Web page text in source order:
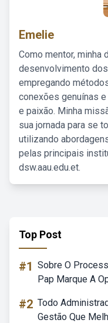
Emelie
Como mentor, minha
desenvolvimento
empregando
conexões genuínas
e paixão. Minha
sua jornada para se
utilizando
pelas principais
dsw.aau.edu.et.
Top Post
#1 Sobre O
Pap Marque A
#2 Todo
Gestão Que